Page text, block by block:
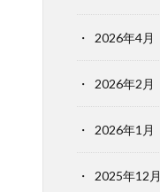
2026年4月
2026年2月
2026年1月
2025年12月